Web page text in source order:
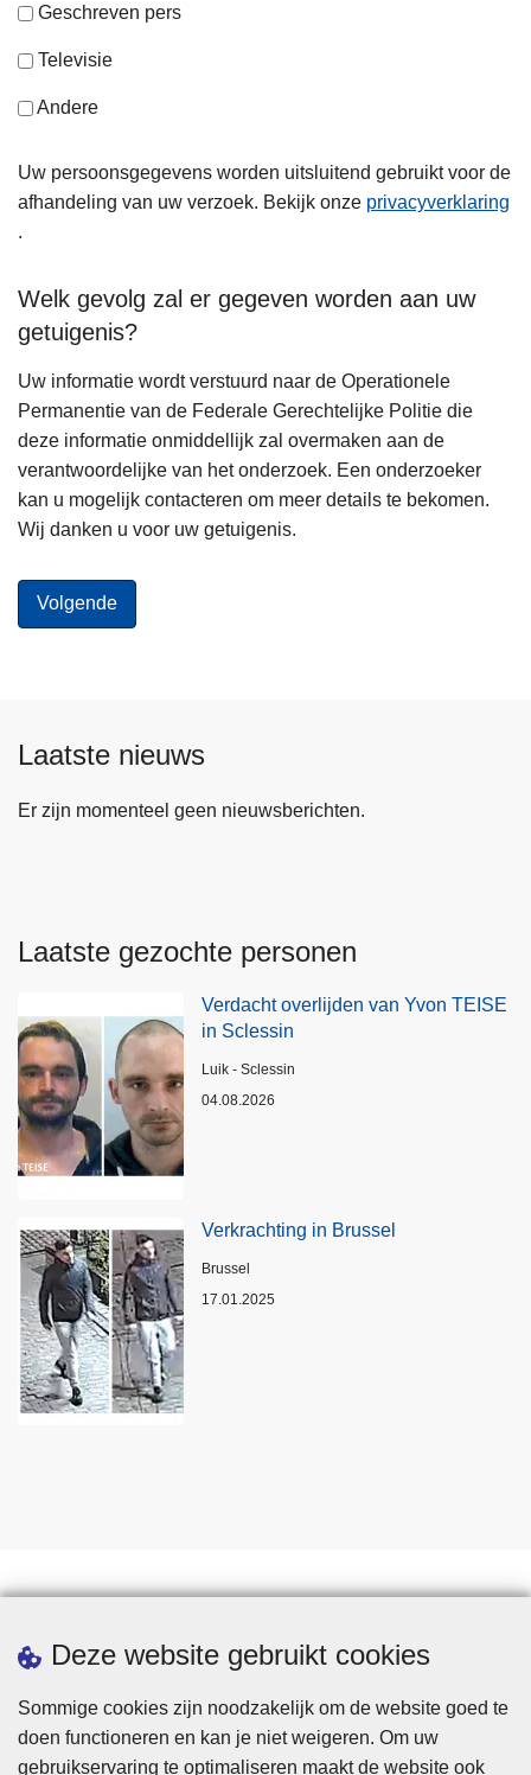
Deze website gebruikt cookies
Sommige cookies zijn noodzakelijk om de website goed te
doen functioneren en kan je niet weigeren. Om uw
gebruikservaring te optimaliseren maakt de website ook
Geschreven pers
Televisie
Andere
Uw persoonsgegevens worden uitsluitend gebruikt voor de
afhandeling van uw verzoek. Bekijk onze privacyverklaring
.
Welk gevolg zal er gegeven worden aan uw
getuigenis?
Uw informatie wordt verstuurd naar de Operationele
Permanentie van de Federale Gerechtelijke Politie die
deze informatie onmiddellijk zal overmaken aan de
verantwoordelijke van het onderzoek. Een onderzoeker
kan u mogelijk contacteren om meer details te bekomen.
Wij danken u voor uw getuigenis.
Laatste nieuws
Er zijn momenteel geen nieuwsberichten.
Laatste gezochte personen
Verdacht overlijden van Yvon TEISE
in Sclessin
Plaats
Luik - Sclessin
04.08.2026
Verkrachting in Brussel
Plaats
Brussel
17.01.2025